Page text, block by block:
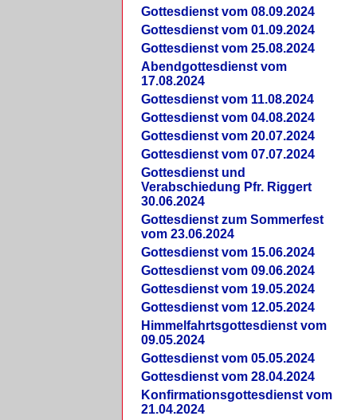
Gottesdienst vom 08.09.2024
Gottesdienst vom 01.09.2024
Gottesdienst vom 25.08.2024
Abendgottesdienst vom
17.08.2024
Gottesdienst vom 11.08.2024
Gottesdienst vom 04.08.2024
Gottesdienst vom 20.07.2024
Gottesdienst vom 07.07.2024
Gottesdienst und
Verabschiedung Pfr. Riggert
30.06.2024
Gottesdienst zum Sommerfest
vom 23.06.2024
Gottesdienst vom 15.06.2024
Gottesdienst vom 09.06.2024
Gottesdienst vom 19.05.2024
Gottesdienst vom 12.05.2024
Himmelfahrtsgottesdienst vom
09.05.2024
Gottesdienst vom 05.05.2024
Gottesdienst vom 28.04.2024
Konfirmationsgottesdienst vom
21.04.2024